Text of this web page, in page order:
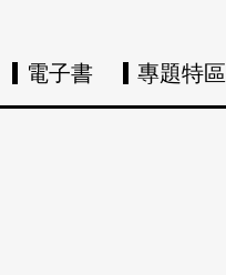
電子書 專題特區